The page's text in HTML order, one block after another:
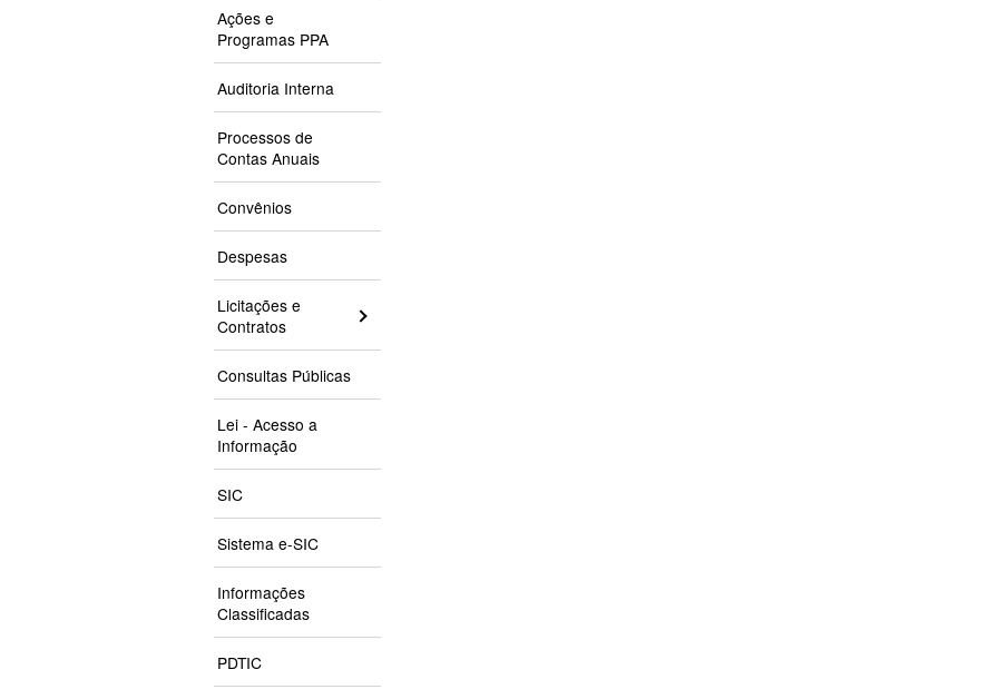
Ações e
Programas PPA
Auditoria Interna
Processos de
Contas Anuais
Convênios
Despesas
Licitações e
Contratos
Consultas Públicas
Lei - Acesso a
Informação
SIC
Sistema e-SIC
Informações
Classificadas
PDTIC